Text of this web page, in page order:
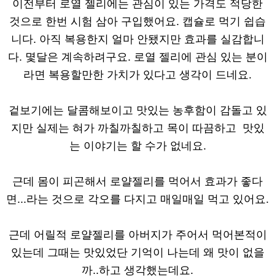
이전부터 로열 젤리에는 관심이 있는 가격도 적당한
것으로 한번 시험 삼아 구입했어요. 캡슐로 먹기 쉽습
니다. 아직 복용한지 얼마 안됐지만 효과를 실감합니
다. 몇달은 계속하려구요. 로열 젤리에 관심 있는 분이
라면 복용할만한 가치가 있다고 생각이 드네요.
겉보기에는 달콤해보이고 맛있는 농후함이 감돌고 있
지만 실제는 혀가 까칠까칠하고 목이 따끔하고 맛있
는 이야기는 할 수가 없네요.
근데 몸이 피곤해서 로얄젤리를 먹어서 효과가 좋다
면...라는 것으로 각오를 다지고 매일매일 먹고 있어요.
근데 어릴적 로얄젤리를 아버지가 주어서 먹어본적이
있는데 그때는 맛있었단 기억이 나는데 왜 맛이 없을
까..하고 생각했는데요.